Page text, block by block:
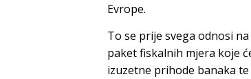
Evrope.
To se prije svega odnosi
paket fiskalnih mjera koje
izuzetne prihode banaka